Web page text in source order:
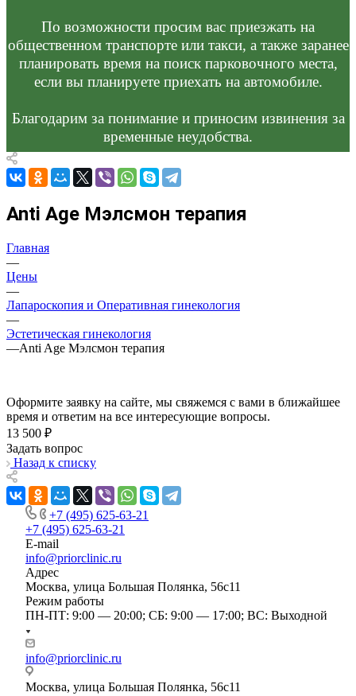
По возможности просим вас приезжать на
общественном транспорте или такси, а также заранее
планировать время на поиск парковочного места,
если вы планируете приехать на автомобиле.
Благодарим за понимание и приносим извинения за
временные неудобства.
Anti Age Мэлсмон терапия
Главная
—
Цены
—
Лапароскопия и Оперативная гинекология
—
Эстетическая гинекология
—Anti Age Мэлсмон терапия
Оформите заявку на сайте, мы свяжемся с вами в ближайшее
время и ответим на все интересующие вопросы.
13 500 ₽
Задать вопрос
Назад к списку
+7 (495) 625-63-21
+7 (495) 625-63-21
E-mail
info@priorclinic.ru
Адрес
Москва, улица Большая Полянка, 56с11
Режим работы
ПН-ПТ: 9:00 — 20:00; СБ: 9:00 — 17:00; ВС: Выходной
info@priorclinic.ru
Москва, улица Большая Полянка, 56с11